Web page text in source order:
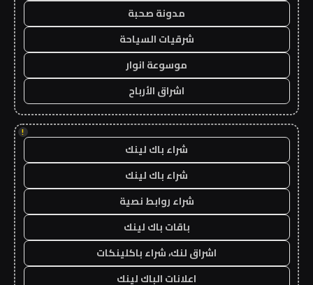
مدونة صحبة
شرقيات السياحة
موسوعة انوار
اشراق الأرباح
!
شراء باك لينك
شراء باك لينك
شراء روابط نصية
باقات باك لينك
اشراق لنك، شراء باكلينكات
اعلانات الباك لينك